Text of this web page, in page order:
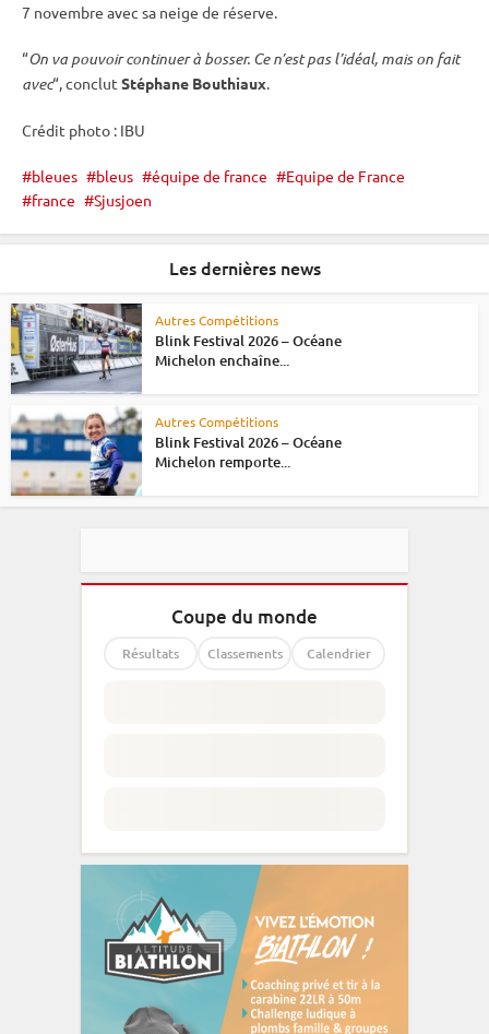
7 novembre avec sa neige de réserve.
“On va pouvoir continuer à bosser. Ce n’est pas l’idéal, mais on fait
avec“, conclut Stéphane Bouthiaux.
Crédit photo : IBU
bleues bleus équipe de france
Equipe de France
france
Sjusjoen
Les dernières news
Autres Compétitions
Blink Festival 2026 – Océane
Michelon enchaîne...
Autres Compétitions
Blink Festival 2026 – Océane
Michelon remporte...
Coupe du monde
Résultats Classements Calendrier